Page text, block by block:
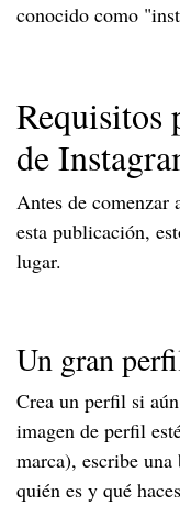
conocido como
Requisitos
de
Antes de comenzar
esta publicación,
lugar.
Un gran
Crea un perfil si
imagen de perfil
marca), escribe
quién es y qué